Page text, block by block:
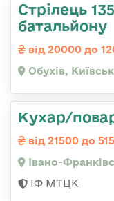
Стрілець
батальйону
від 20000 до
Обухів,
Кухар/
від 21500 до
Івано-
ІФ МТЦК